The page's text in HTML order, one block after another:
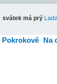
svátek má prý
Pokrokově Na